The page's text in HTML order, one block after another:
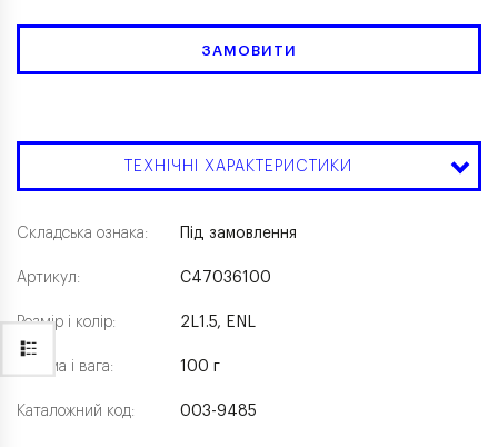
ЗАМОВИТИ
ТЕХНІЧНІ ХАРАКТЕРИСТИКИ
Складська ознака:
Артикул:
Розмір і колір:
Форма і вага:
Каталожний код:
Під замовлення
C47036100
2L1.5, ENL
100 г
003-9485